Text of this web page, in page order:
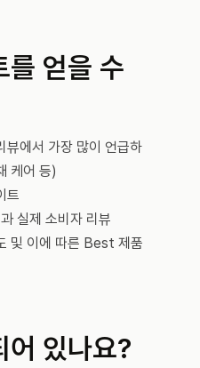
를 얻을 수
뷰에서 가장 많이 언급하
케어 등)
트
실제 소비자 리뷰
및 이에 따른 Best 제품
어 있나요?